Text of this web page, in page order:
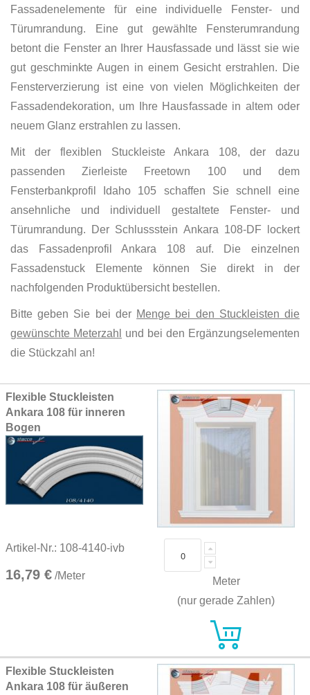
Fassadenelemente für eine individuelle Fenster- und
Türumrandung. Eine gut gewählte Fensterumrandung
betont die Fenster an Ihrer Hausfassade und lässt sie wie
gut geschminkte Augen in einem Gesicht erstrahlen. Die
Fensterverzierung ist eine von vielen Möglichkeiten der
Fassadendekoration, um Ihre Hausfassade in altem oder
neuem Glanz erstrahlen zu lassen.
Mit der flexiblen Stuckleiste Ankara 108, der dazu
passenden Zierleiste Freetown 100 und dem
Fensterbankprofil Idaho 105 schaffen Sie schnell eine
ansehnliche und individuell gestaltete Fenster- und
Türumrandung. Der Schlussstein Ankara 108-DF lockert
das Fassadenprofil Ankara 108 auf. Die einzelnen
Fassadenstuck Elemente können Sie direkt in der
nachfolgenden Produktübersicht bestellen.
Bitte geben Sie bei der Menge bei den Stuckleisten die
gewünschte Meterzahl
und bei den Ergänzungselementen
die Stückzahl an!
Grouped
product
items
Flexible Stuckleisten
Ankara 108 für inneren
Bogen
Artikel-Nr.: 108-4140-ivb
16,79 € /Meter
Meter
(nur gerade Zahlen)
Flexible Stuckleisten
Ankara 108 für äußeren